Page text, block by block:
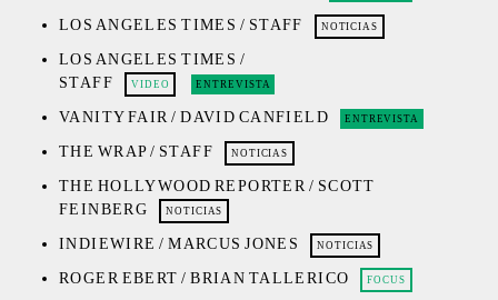
LOS ANGELES TIMES / STAFF NOTICIAS
LOS ANGELES TIMES /
STAFF
VIDEO ENTREVISTA
VANITY FAIR / DAVID CANFIELD ENTREVISTA
THE WRAP / STAFF NOTICIAS
THE HOLLYWOOD REPORTER / SCOTT
FEINBERG
NOTICIAS
INDIEWIRE / MARCUS JONES NOTICIAS
ROGER EBERT / BRIAN TALLERICO FOCUS